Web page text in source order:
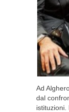
Ad
dal
istituzioni.